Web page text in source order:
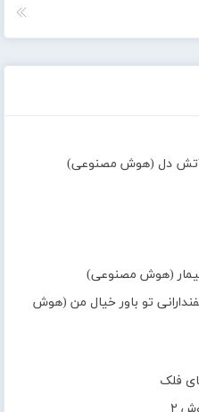
آتش دل (هوش مصنوعی)
بیمار (هوش مصنوعی)
تو باور خیال من (هوش
فلک